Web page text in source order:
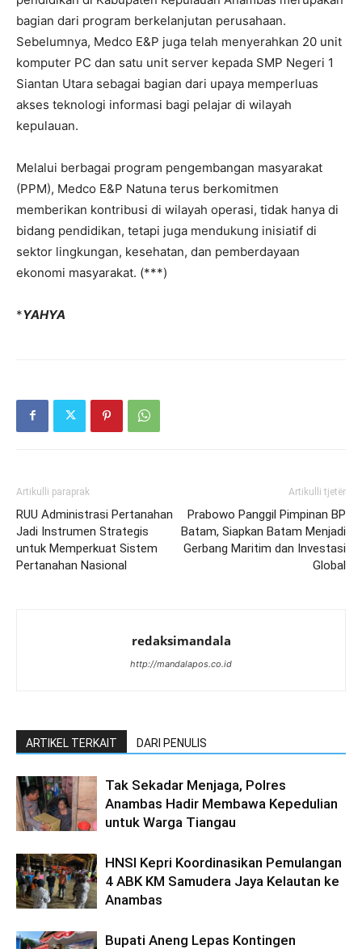
bagian dari program berkelanjutan perusahaan.
Sebelumnya, Medco E&P juga telah menyerahkan 20 unit
komputer PC dan satu unit server kepada SMP Negeri 1
Siantan Utara sebagai bagian dari upaya memperluas
akses teknologi informasi bagi pelajar di wilayah
kepulauan.
Melalui berbagai program pengembangan masyarakat
(PPM), Medco E&P Natuna terus berkomitmen
memberikan kontribusi di wilayah operasi, tidak hanya di
bidang pendidikan, tetapi juga mendukung inisiatif di
sektor lingkungan, kesehatan, dan pemberdayaan
ekonomi masyarakat. (***)
*YAHYA
Artikulli paraprak
RUU Administrasi Pertanahan
Jadi Instrumen Strategis
untuk Memperkuat Sistem
Pertanahan Nasional
Artikulli tjetër
Prabowo Panggil Pimpinan BP
Batam, Siapkan Batam Menjadi
Gerbang Maritim dan Investasi
Global
redaksimandala
http://mandalapos.co.id
ARTIKEL TERKAIT DARI PENULIS
Tak Sekadar Menjaga, Polres
Anambas Hadir Membawa Kepedulian
untuk Warga Tiangau
HNSI Kepri Koordinasikan Pemulangan
4 ABK KM Samudera Jaya Kelautan ke
Anambas
Bupati Aneng Lepas Kontingen